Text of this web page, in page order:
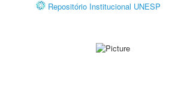
Repositório Institucional UNESP